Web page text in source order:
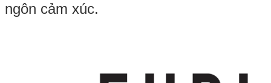
ngôn cảm xúc.